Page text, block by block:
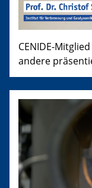
CENIDE-
andere